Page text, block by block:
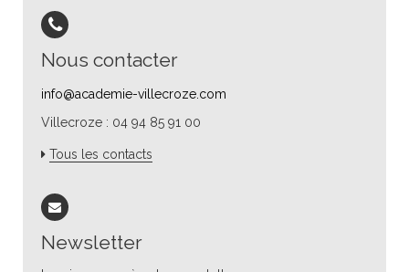
Nous contacter
info@academie-villecroze.com
Villecroze : 04 94 85 91 00
Tous les contacts
Newsletter